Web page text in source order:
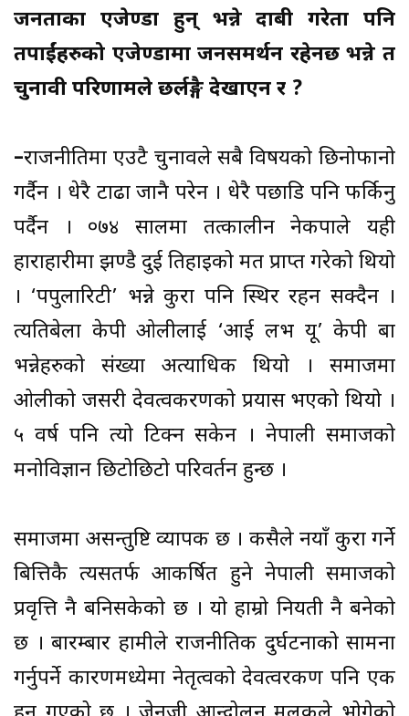
जनताका एजेण्डा हुन् भन्ने दाबी गरेता पनि
तपाईंहरुको एजेण्डामा जनसमर्थन रहेनछ भन्ने त
चुनावी परिणामले छर्लङ्गै देखाएन र ?
–राजनीतिमा एउटै चुनावले सबै विषयको छिनोफानो
गर्दैन । धेरै टाढा जानै परेन । धेरै पछाडि पनि फर्किनु
पर्दैन । ०७४ सालमा तत्कालीन नेकपाले यही
हाराहारीमा झण्डै दुई तिहाइको मत प्राप्त गरेको थियो
। ‘पपुलारिटी’ भन्ने कुरा पनि स्थिर रहन सक्दैन ।
त्यतिबेला केपी ओलीलाई ‘आई लभ यू’ केपी बा
भन्नेहरुको संख्या अत्याधिक थियो । समाजमा
ओलीको जसरी देवत्वकरणको प्रयास भएको थियो ।
५ वर्ष पनि त्यो टिक्न सकेन । नेपाली समाजको
मनोविज्ञान छिटोछिटो परिवर्तन हुन्छ ।
समाजमा असन्तुष्टि व्यापक छ । कसैले नयाँ कुरा गर्ने
बित्तिकै त्यसतर्फ आकर्षित हुने नेपाली समाजको
प्रवृत्ति नै बनिसकेको छ । यो हाम्रो नियती नै बनेको
छ । बारम्बार हामीले राजनीतिक दुर्घटनाको सामना
गर्नुपर्ने कारणमध्येमा नेतृत्वको देवत्वरकण पनि एक